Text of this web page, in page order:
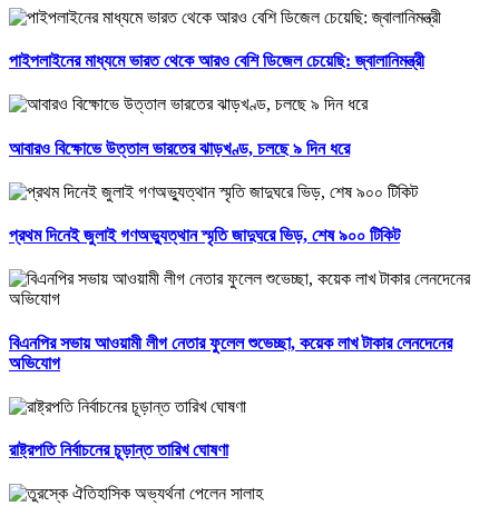
পাইপলাইনের মাধ্যমে ভারত থেকে আরও বেশি ডিজেল চেয়েছি: জ্বালানিমন্ত্রী
আবারও বিক্ষোভে উত্তাল ভারতের ঝাড়খণ্ড, চলছে ৯ দিন ধরে
প্রথম দিনেই জুলাই গণঅভ্যুত্থান স্মৃতি জাদুঘরে ভিড়, শেষ ৯০০ টিকিট
বিএনপির সভায় আওয়ামী লীগ নেতার ফুলেল শুভেচ্ছা, কয়েক লাখ টাকার লেনদেনের
অভিযোগ
রাষ্ট্রপতি নির্বাচনের চূড়ান্ত তারিখ ঘোষণা